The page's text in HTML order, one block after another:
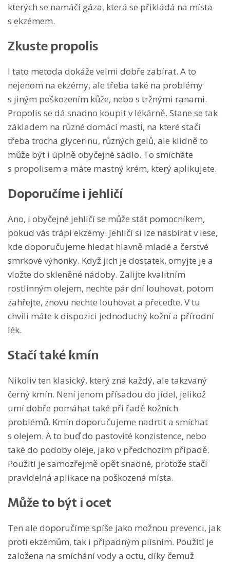
kterých se namáčí gáza, která se přikládá na místa
s ekzémem.
Zkuste propolis
I tato metoda dokáže velmi dobře zabírat. A to
nejenom na ekzémy, ale třeba také na problémy
s jiným poškozením kůže, nebo s tržnými ranami.
Propolis se dá snadno koupit v lékárně. Stane se tak
základem na různé domácí masti, na které stačí
třeba trocha glycerinu, různých gelů, ale klidně to
může být i úplně obyčejné sádlo. To smícháte
s propolisem a máte mastný krém, který aplikujete.
Doporučíme i jehličí
Ano, i obyčejné jehličí se může stát pomocníkem,
pokud vás trápí ekzémy. Jehličí si lze nasbírat v lese,
kde doporučujeme hledat hlavně mladé a čerstvé
smrkové výhonky. Když jich je dostatek, omyjte je a
vložte do skleněné nádoby. Zalijte kvalitním
rostlinným olejem, nechte pár dní louhovat, potom
zahřejte, znovu nechte louhovat a přeceďte. V tu
chvíli máte k dispozici jednoduchý kožní a přírodní
lék.
Stačí také kmín
Nikoliv ten klasický, který zná každý, ale takzvaný
černý kmín. Není jenom přísadou do jídel, jelikož
umí dobře pomáhat také při řadě kožních
problémů. Kmín doporučujeme nadrtit a smíchat
s olejem. A to buď do pastovité konzistence, nebo
také do podoby oleje, jako v předchozím případě.
Použití je samozřejmě opět snadné, protože stačí
pravidelná aplikace na poškozená místa.
Může to být i ocet
Ten ale doporučíme spíše jako možnou prevenci, jak
proti ekzémům, tak i případným plísním. Použití je
založena na smíchání vody a octu, díky čemuž